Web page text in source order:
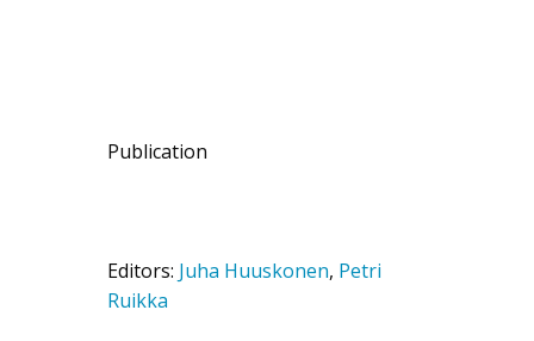
Publication
Editors: Juha Huuskonen, Petri
Ruikka